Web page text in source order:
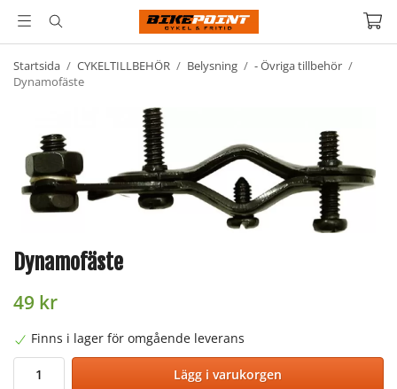
Startsida / CYKELTILLBEHÖR / Belysning / - Övriga tillbehör /
Dynamofäste
Dynamofäste
49 kr
Finns i lager för omgående leverans
Lägg i varukorgen